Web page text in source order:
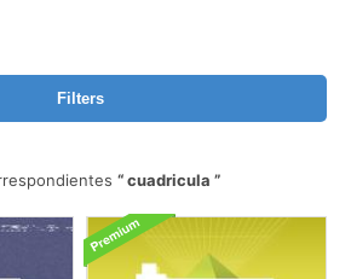
Filters
cuadricula